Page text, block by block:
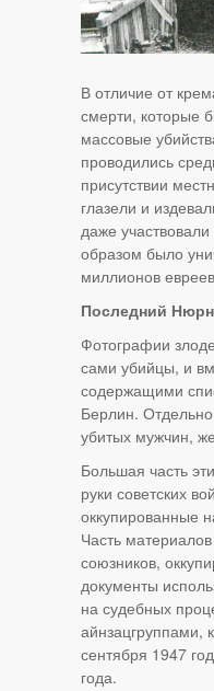
В отличие от
смерти, которые
массовые
проводились
присутствии
глазели и
даже
образом было
миллионов
Последний
Фотографии
сами убийцы, и
содержащими
Берлин. Отдельно
убитых мужчин,
Большая часть
руки советских
оккупированные
Часть
союзников,
документы
на судебных
айнзацгруппами,
сентября 1947
года.